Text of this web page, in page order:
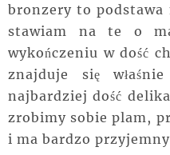
bronzery to podstawa
stawiam na te o
wykończeniu w dość
znajduje się
najbardziej dość
zrobimy sobie plam,
i ma bardzo